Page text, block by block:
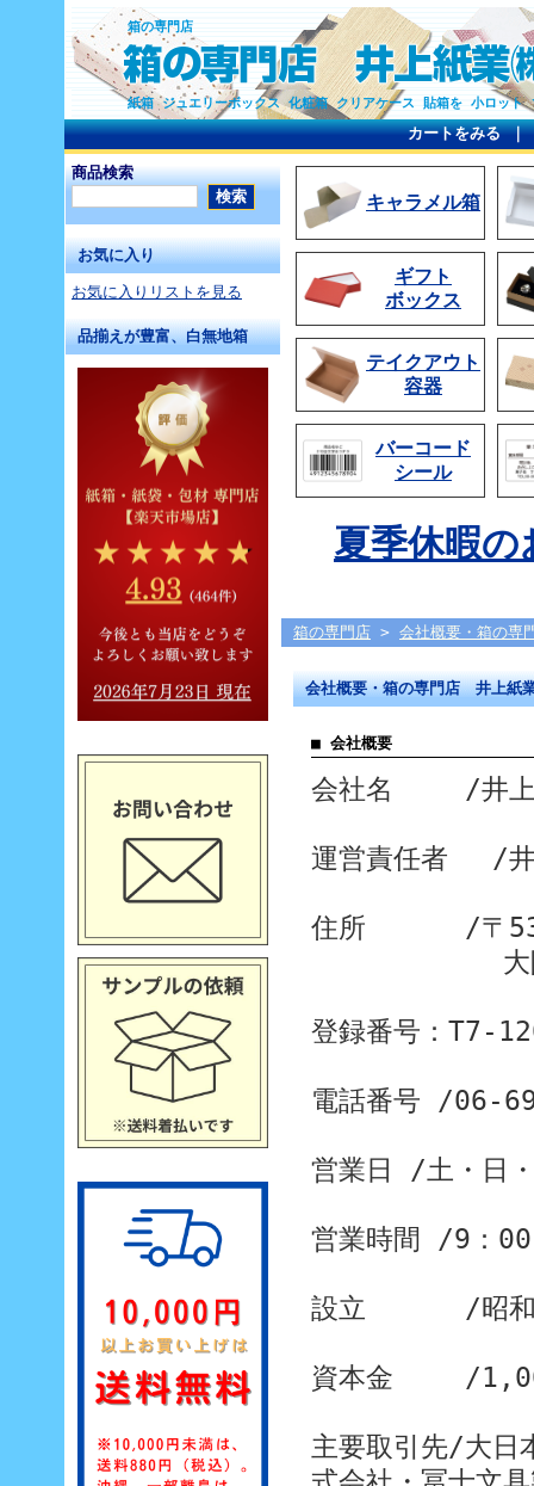
箱の専門店
紙箱 ジュエリーボックス 化粧箱 クリアケース 貼箱を 小ロット
カートをみる｜
商品検索
お気に入り
お気に入りリストを見る
品揃えが豊富、白無地箱
キャラメル箱
ギフト
ボックス
テイクアウト
容器
バーコード
シール
夏季休暇
箱の専門店 > 会社概要・箱の専
会社概要・箱の専門店 井上紙
■ 会社概要
会社名 /井上
運営責任者 /
住所 /〒
大阪市城
登録番号：T7-
電話番号 /06-
営業日 /土・日
営業時間 /9：
設立 /昭和４
資本金 /
主要取引先/大日